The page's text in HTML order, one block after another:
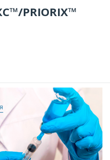
PRIORIX™